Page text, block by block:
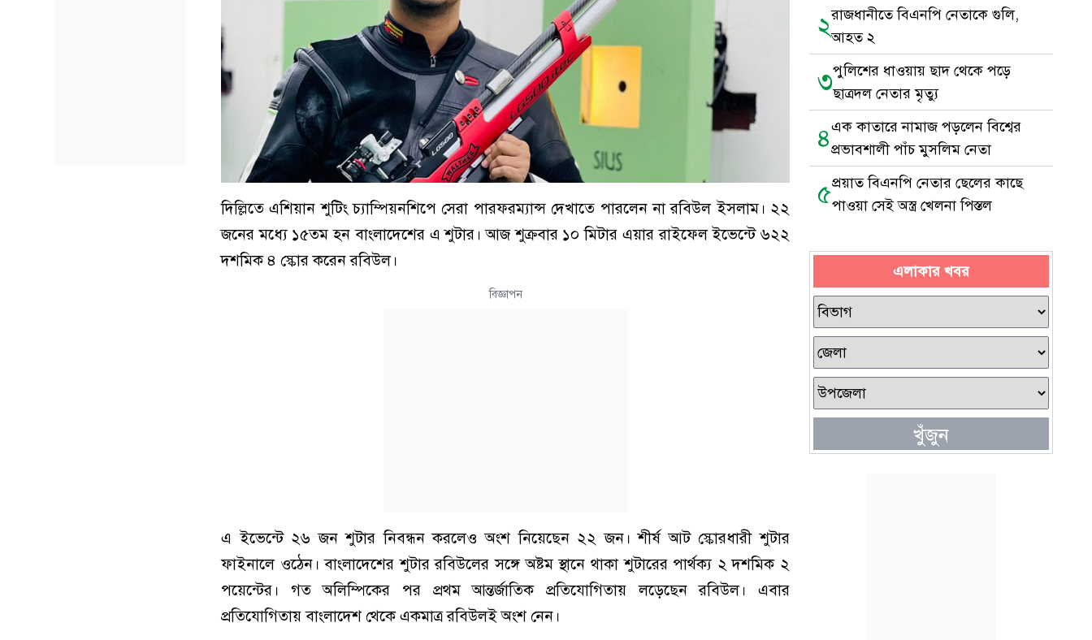
দিল্লিতে এশিয়ান শুটিং চ্যাম্পিয়নশিপে সেরা পারফরম্যান্স দেখাতে পারলেন না রবিউল ইসলাম। ২২
জনের মধ্যে ১৫তম হন বাংলাদেশের এ শুটার। আজ শুক্রবার ১০ মিটার এয়ার রাইফেল ইভেন্টে ৬২২
দশমিক ৪ স্কোর করেন রবিউল।
বিজ্ঞাপন
এ ইভেন্টে ২৬ জন শুটার নিবন্ধন করলেও অংশ নিয়েছেন ২২ জন। শীর্ষ আট স্কোরধারী শুটার
ফাইনালে ওঠেন। বাংলাদেশের শুটার রবিউলের সঙ্গে অষ্টম স্থানে থাকা শুটারের পার্থক্য ২ দশমিক ২
পয়েন্টের। গত অলিম্পিকের পর প্রথম আন্তর্জাতিক প্রতিযোগিতায় লড়েছেন রবিউল। এবার
প্রতিযোগিতায় বাংলাদেশ থেকে একমাত্র রবিউলই অংশ নেন।
২রাজধানীতে বিএনপি নেতাকে গুলি,
আহত ২
৩পুলিশের ধাওয়ায় ছাদ থেকে পড়ে
ছাত্রদল নেতার মৃত্যু
৪এক কাতারে নামাজ পড়লেন বিশ্বের
প্রভাবশালী পাঁচ মুসলিম নেতা
৫প্রয়াত বিএনপি নেতার ছেলের কাছে
পাওয়া সেই অস্ত্র খেলনা পিস্তল
এলাকার খবর
খুঁজুন